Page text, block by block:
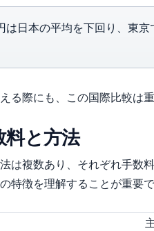
は日本の平均を下回り、東
る際にも、この国際比較は
料と方法
は複数あり、それぞれ手数
特徴を理解することが重要